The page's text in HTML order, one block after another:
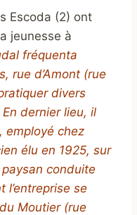
Escoda (2) ont
jeunesse à
fréquenta
rue d’Amont (rue
divers
dernier lieu, il
employé chez
élu en 1925, sur
conduite
l’entreprise se
Moutier (rue